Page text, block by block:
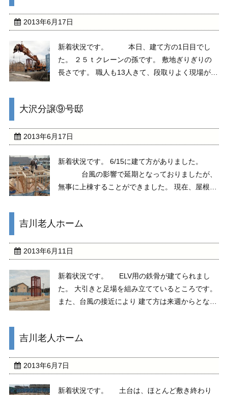
2013年6月17日
新着状況です。 本日、建て方の1日目でし
た。 ２５ｔクレーンの孫です。 敷地ぎりぎりの
長さです。 職人も13人きて、段取りよく現場が進
で進む予定です。
大沢分譲⑨号邸
2013年6月17日
新着状況です。 6/15に建て方がありました。
台風の影響で延期となっておりましたが、
無事に上棟することができました。 現在、屋根を
吉川老人ホーム
2013年6月11日
新着状況です。 ELV用の鉄骨が建てられまし
た。 大引きと足場を組み立てているところです。
また、台風の接近により 建て方は来週からとなり
吉川老人ホーム
2013年6月7日
新着状況です。 土台は、ほとんど敷き終わり